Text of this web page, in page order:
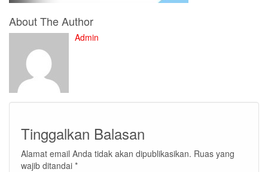
About The Author
Admin
Tinggalkan Balasan
Alamat email Anda tidak akan dipublikasikan. Ruas yang
wajib ditandai *